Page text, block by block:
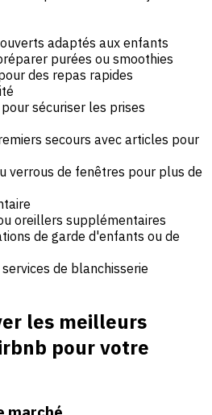
adaptés aux enfants
purées ou smoothies
des repas rapides
sécuriser les prises
secours avec articles pour
verrous de fenêtres pour plus de
oreillers supplémentaires
de garde d'enfants ou de
de blanchisserie
les meilleurs
pour votre